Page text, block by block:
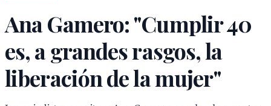
Ana Gamero: "Cumplir 40
es, a grandes rasgos, la
liberación de la mujer"